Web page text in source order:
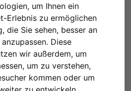
um Ihnen ein
Erlebnis zu ermöglichen
die Sie sehen, besser an
Diese
wir außerdem, um
um zu verstehen,
kommen oder um